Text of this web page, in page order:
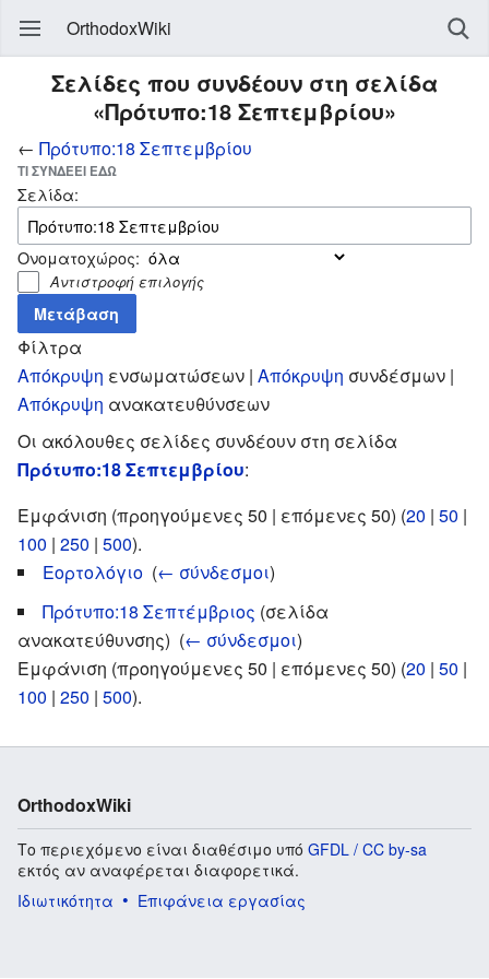
OrthodoxWiki
Σελίδες που συνδέουν στη σελίδα
«Πρότυπο:18 Σεπτεμβρίου»
← Πρότυπο:18 Σεπτεμβρίου
ΤΙ ΣΥΝΔΈΕΙ ΕΔΏ
Σελίδα:
Ονοματοχώρος:
Αντιστροφή επιλογής
Φίλτρα
Απόκρυψη ενσωματώσεων | Απόκρυψη συνδέσμων |
Απόκρυψη ανακατευθύνσεων
Οι ακόλουθες σελίδες συνδέουν στη σελίδα
Πρότυπο:18 Σεπτεμβρίου:
Εμφάνιση (προηγούμενες 50 | επόμενες 50) (20 | 50 |
100 | 250 | 500).
Εορτολόγιο (← σύνδεσμοι)
Πρότυπο:18 Σεπτέμβριος (σελίδα
ανακατεύθυνσης) ‎ (← σύνδεσμοι)
Εμφάνιση (προηγούμενες 50 | επόμενες 50) (20 | 50 |
100 | 250 | 500).
OrthodoxWiki
Το περιεχόμενο είναι διαθέσιμο υπό GFDL / CC by-sa
εκτός αν αναφέρεται διαφορετικά.
Ιδιωτικότητα
Επιφάνεια εργασίας